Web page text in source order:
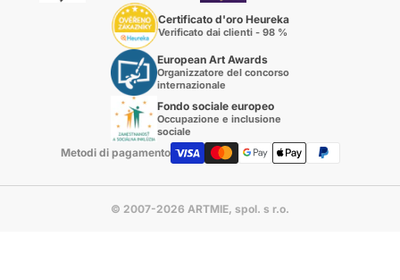
Certificato d'oro Heureka
Verificato dai clienti - 98 %
European Art Awards
Organizzatore del concorso
internazionale
Fondo sociale europeo
Occupazione e inclusione
sociale
Metodi di pagamento
© 2007-2026 ARTMIE, spol. s r.o.